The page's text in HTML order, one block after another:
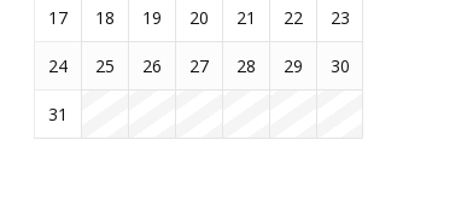
17 18 19 20 21 22 23
24 25 26 27 28 29 30
31